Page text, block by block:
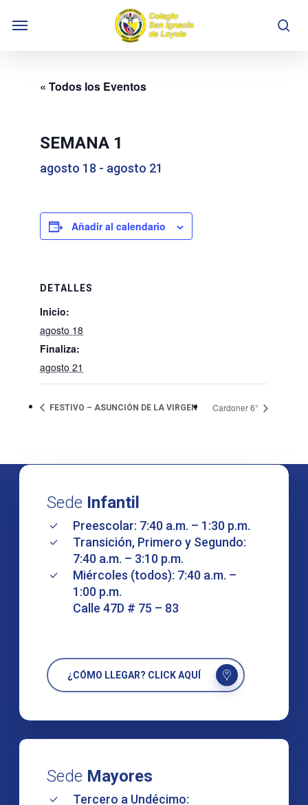
Menu
« Todos los Eventos
SEMANA 1
agosto 18 - agosto 21
Añadir al calendario
DETALLES
Inicio:
agosto 18
Finaliza:
agosto 21
FESTIVO – ASUNCIÓN DE LA VIRGEN Cardoner 6°
Sede Infantil
Preescolar: 7:40 a.m. – 1:30 p.m.
Transición, Primero y Segundo:
7:40 a.m. – 3:10 p.m.
Miércoles (todos): 7:40 a.m. –
1:00 p.m.
Calle 47D # 75 – 83
¿CÓMO LLEGAR? CLICK AQUÍ
Sede Mayores
Tercero a Undécimo: